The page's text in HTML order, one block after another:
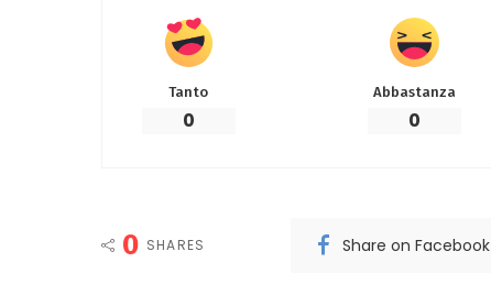
Tanto
0
Abbastanza
0
0 SHARES Share on Facebook